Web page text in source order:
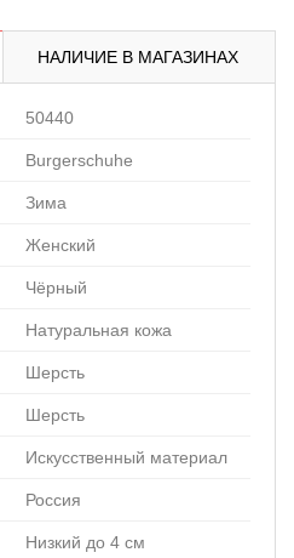
НАЛИЧИЕ В МАГАЗИНАХ
50440
Burgerschuhe
Зима
Женский
Чёрный
Натуральная кожа
Шерсть
Шерсть
Искусственный материал
Россия
Низкий до 4 см